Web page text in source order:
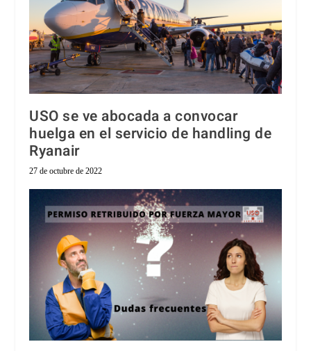
USO se ve abocada a convocar
huelga en el servicio de handling de
Ryanair
27 de octubre de 2022